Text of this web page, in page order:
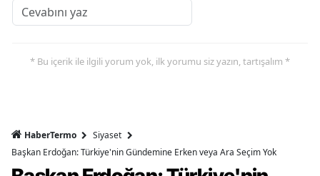
* Bu içerik ile ilgili yorum yok, ilk yorumu siz yazın, tartışalım *
HaberTermo
Siyaset
Başkan Erdoğan: Türkiye'nin Gündemine Erken veya Ara Seçim Yok